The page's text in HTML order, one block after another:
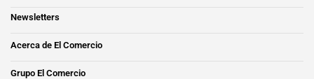
Newsletters
Acerca de El Comercio
Grupo El Comercio